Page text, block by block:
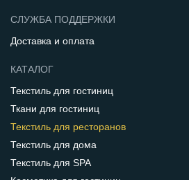
СЛУЖБА ПОДДЕРЖКИ
Доставка и оплата
КАТАЛОГ
Текстиль для гостиниц
Ткани для гостиниц
Текстиль для ресторанов
Текстиль для дома
Текстиль для SPA